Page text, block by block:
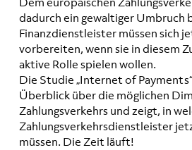
dadurch ein gewaltiger Umbruch
Finanzdienstleister müssen sich
vorbereiten, wenn sie in diesem
aktive Rolle spielen wollen.
Die Studie „Internet of
Überblick über die möglichen
Zahlungsverkehrs und zeigt, in
Zahlungsverkehrsdienstleister
müssen. Die Zeit läuft!